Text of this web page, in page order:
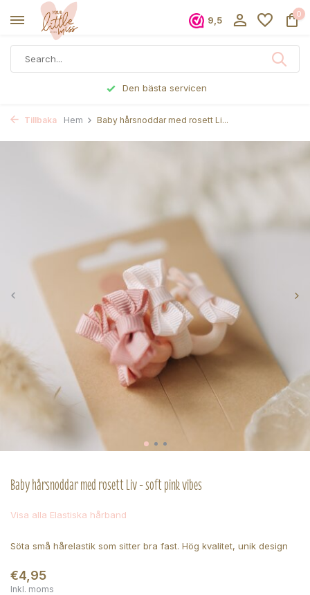
9,5
0
Beställd före 17.00, skickas
Tillbaka Hem Baby hårsnoddar med rosett Li...
Baby hårsnoddar med rosett Liv - soft pink vibes
Visa alla Elastiska hårband
Söta små hårelastik som sitter bra fast. Hög kvalitet, unik design
€4,95
Inkl. moms